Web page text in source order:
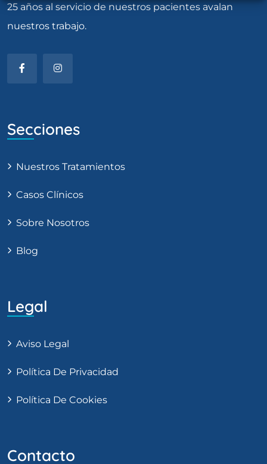
25 años al servicio de nuestros pacientes avalan
nuestros trabajo.
Secciones
Nuestros Tratamientos
Casos Clínicos
Sobre Nosotros
Blog
Legal
Aviso Legal
Política De Privacidad
Política De Cookies
Contacto